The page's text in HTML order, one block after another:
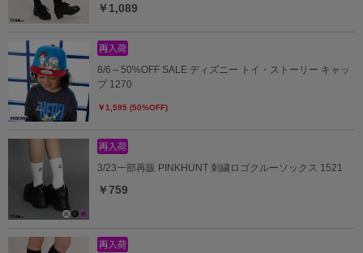
￥1,089
8/6～50%OFF SALE ディズニー トイ・ストーリー キャッ
プ 1270
￥1,595 (50%OFF)
3/23一部再販 PINKHUNT 刺繍ロゴクルーソックス 1521
￥759